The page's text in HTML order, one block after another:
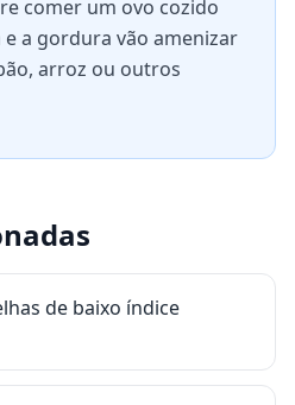
comer um ovo cozido
a gordura vão amenizar
arroz ou outros
de baixo índice